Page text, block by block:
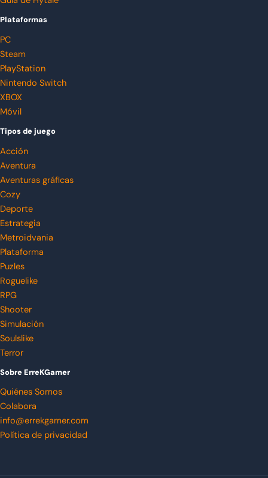
Plataformas
PC
Steam
PlayStation
Nintendo Switch
XBOX
Móvil
Tipos de juego
Acción
Aventura
Aventuras gráficas
Cozy
Deporte
Estrategia
Metroidvania
Plataforma
Puzles
Roguelike
RPG
Shooter
Simulación
Soulslike
Terror
Sobre ErreKGamer
Quiénes Somos
Colabora
info@errekgamer.com
Política de privacidad